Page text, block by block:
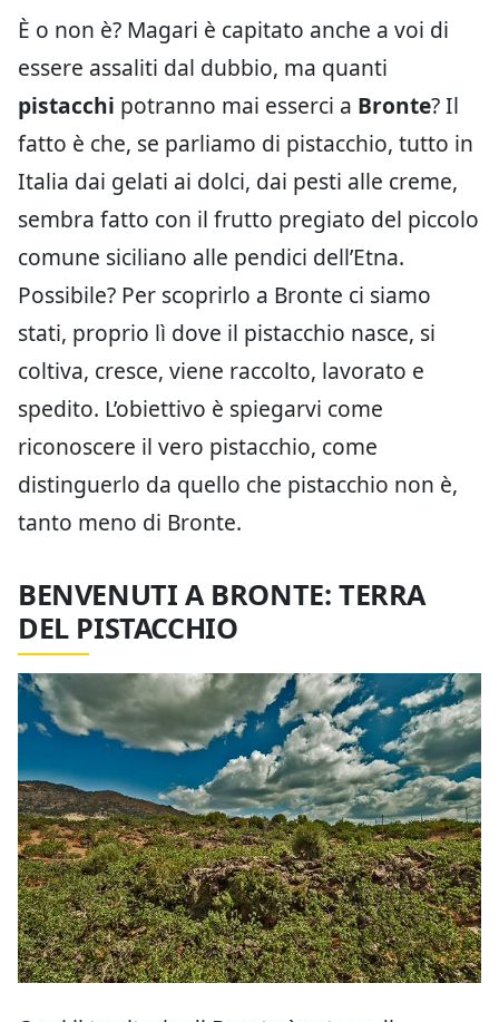
È o non è? Magari è capitato anche a voi di
essere assaliti dal dubbio, ma quanti
pistacchi potranno mai esserci a Bronte? Il
fatto è che, se parliamo di pistacchio, tutto in
Italia dai gelati ai dolci, dai pesti alle creme,
sembra fatto con il frutto pregiato del piccolo
comune siciliano alle pendici dell’Etna.
Possibile? Per scoprirlo a Bronte ci siamo
stati, proprio lì dove il pistacchio nasce, si
coltiva, cresce, viene raccolto, lavorato e
spedito. L’obiettivo è spiegarvi come
riconoscere il vero pistacchio, come
distinguerlo da quello che pistacchio non è,
tanto meno di Bronte.
BENVENUTI A BRONTE: TERRA
DEL PISTACCHIO